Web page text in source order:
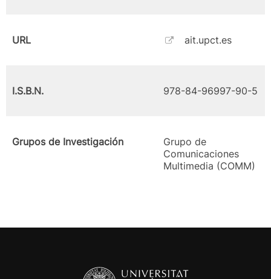
URL ait.upct.es
I.S.B.N. 978-84-96997-90-5
Grupos de Investigación
Grupo de
Comunicaciones
Multimedia (COMM)